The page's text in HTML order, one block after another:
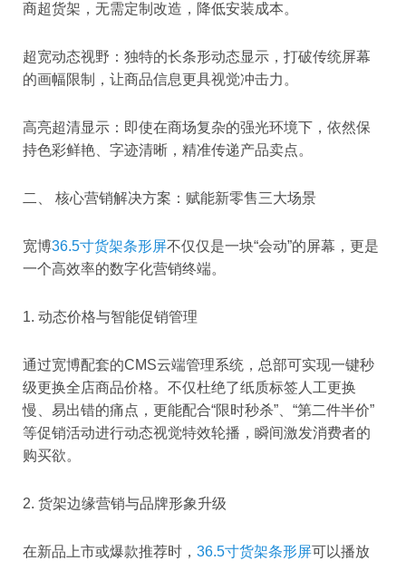
商超货架，无需定制改造，降低安装成本。
超宽动态视野：独特的长条形动态显示，打破传统屏幕
的画幅限制，让商品信息更具视觉冲击力。
高亮超清显示：即使在商场复杂的强光环境下，依然保
持色彩鲜艳、字迹清晰，精准传递产品卖点。
二、 核心营销解决方案：赋能新零售三大场景
宽博36.5寸货架条形屏不仅仅是一块“会动”的屏幕，更是
一个高效率的数字化营销终端。
1. 动态价格与智能促销管理
通过宽博配套的CMS云端管理系统，总部可实现一键秒
级更换全店商品价格。不仅杜绝了纸质标签人工更换
慢、易出错的痛点，更能配合“限时秒杀”、“第二件半价”
等促销活动进行动态视觉特效轮播，瞬间激发消费者的
购买欲。
2. 货架边缘营销与品牌形象升级
在新品上市或爆款推荐时， 36.5寸货架条形屏可以播放